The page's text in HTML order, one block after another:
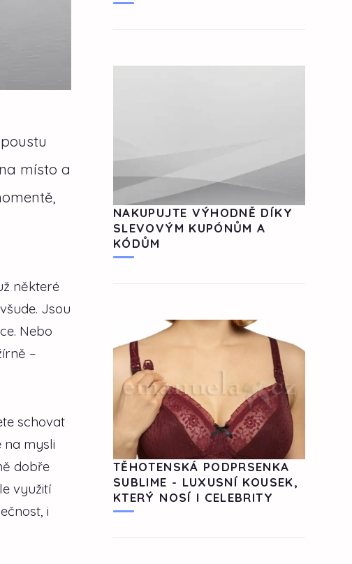
místo a
některé
Jsou
Nebo
–
schovat
na mysli
dobře
využití
i
NAKUPUJTE VÝHODNĚ DÍKY
SLEVOVÝM KUPÓNŮM A
KÓDŮM
TĚHOTENSKÁ PODPRSENKA
SUBLIME - LUXUSNÍ KOUSEK,
KTERÝ NOSÍ I CELEBRITY